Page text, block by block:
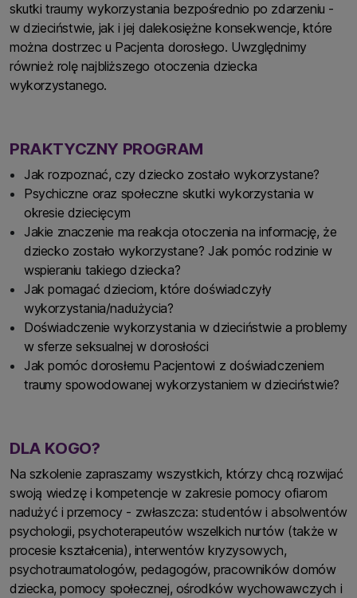
skutki traumy wykorzystania bezpośrednio po zdarzeniu -
w dzieciństwie, jak i jej dalekosiężne konsekwencje, które
można dostrzec u Pacjenta dorosłego. Uwzględnimy
również rolę najbliższego otoczenia dziecka
wykorzystanego.
PRAKTYCZNY PROGRAM
Jak rozpoznać, czy dziecko zostało wykorzystane?
Psychiczne oraz społeczne skutki wykorzystania w
okresie dziecięcym
Jakie znaczenie ma reakcja otoczenia na informację, że
dziecko zostało wykorzystane? Jak pomóc rodzinie w
wspieraniu takiego dziecka?
Jak pomagać dzieciom, które doświadczyły
wykorzystania/nadużycia?
Doświadczenie wykorzystania w dzieciństwie a problemy
w sferze seksualnej w dorosłości
Jak pomóc dorosłemu Pacjentowi z doświadczeniem
traumy spowodowanej wykorzystaniem w dzieciństwie?
DLA KOGO?
Na szkolenie zapraszamy wszystkich, którzy chcą rozwijać
swoją wiedzę i kompetencje w zakresie pomocy ofiarom
nadużyć i przemocy - zwłaszcza: studentów i absolwentów
psychologii, psychoterapeutów wszelkich nurtów (także w
procesie kształcenia), interwentów kryzysowych,
psychotraumatologów, pedagogów, pracowników domów
dziecka, pomocy społecznej, ośrodków wychowawczych i